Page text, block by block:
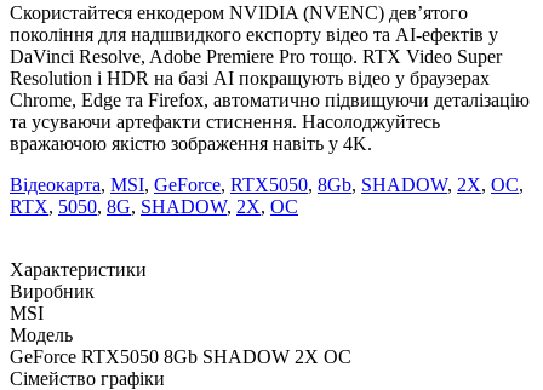
Скористайтеся енкодером NVIDIA (NVENC) дев’ятого
покоління для надшвидкого експорту відео та AI-ефектів у
DaVinci Resolve, Adobe Premiere Pro тощо. RTX Video Super
Resolution і HDR на базі AI покращують відео у браузерах
Chrome, Edge та Firefox, автоматично підвищуючи деталізацію
та усуваючи артефакти стиснення. Насолоджуйтесь
вражаючою якістю зображення навіть у 4K.
Відеокарта, MSI, GeForce, RTX5050, 8Gb, SHADOW, 2X, OC,
RTX, 5050, 8G, SHADOW, 2X, OC
Характеристики
Виробник
MSI
Модель
GeForce RTX5050 8Gb SHADOW 2X OC
Сімейство графіки